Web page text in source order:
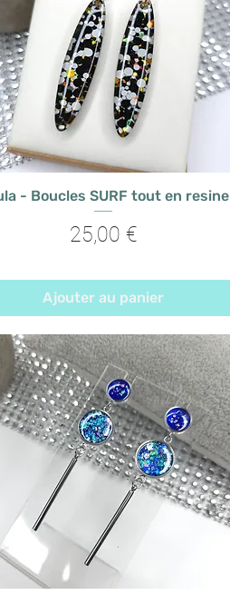
- Boucles SURF tout en resine
Prix
25,00 €
Ajouter au panier